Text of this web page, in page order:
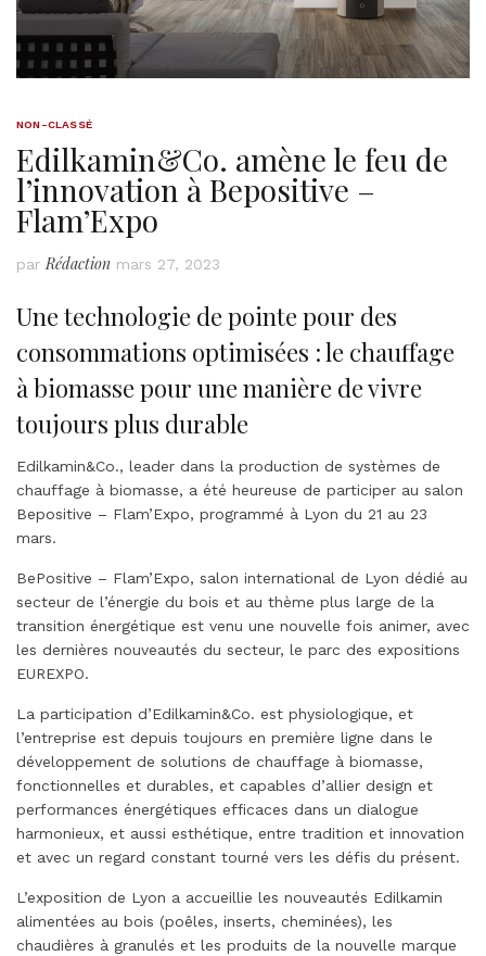
NON-CLASSÉ
Edilkamin&Co. amène le feu de
l’innovation à Bepositive –
Flam’Expo
parRédaction mars 27, 2023
Une technologie de pointe pour des
consommations optimisées : le chauffage
à biomasse pour une manière de vivre
toujours plus durable
Edilkamin&Co., leader dans la production de systèmes de
chauffage à biomasse, a été heureuse de participer au salon
Bepositive – Flam’Expo, programmé à Lyon du 21 au 23
mars.
BePositive – Flam’Expo, salon international de Lyon dédié au
secteur de l’énergie du bois et au thème plus large de la
transition énergétique est venu une nouvelle fois animer, avec
les dernières nouveautés du secteur, le parc des expositions
EUREXPO.
La participation d’Edilkamin&Co. est physiologique, et
l’entreprise est depuis toujours en première ligne dans le
développement de solutions de chauffage à biomasse,
fonctionnelles et durables, et capables d’allier design et
performances énergétiques efficaces dans un dialogue
harmonieux, et aussi esthétique, entre tradition et innovation
et avec un regard constant tourné vers les défis du présent.
L’exposition de Lyon a accueillie les nouveautés Edilkamin
alimentées au bois (poêles, inserts, cheminées), les
chaudières à granulés et les produits de la nouvelle marque